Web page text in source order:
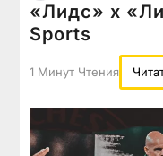
«Лидс» х
Sports
1 Минут Чтения